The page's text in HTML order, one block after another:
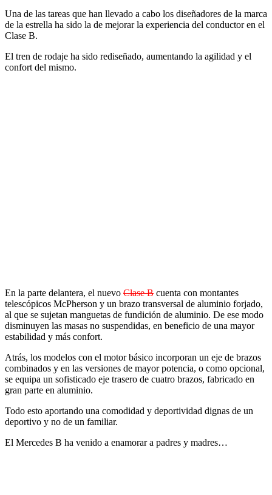
Una de las tareas que han llevado a cabo los diseñadores de la marca
de la estrella ha sido la de mejorar la experiencia del conductor en el
Clase B.
El tren de rodaje ha sido rediseñado, aumentando la agilidad y el
confort del mismo.
En la parte delantera, el nuevo Clase B cuenta con montantes
telescópicos McPherson y un brazo transversal de aluminio forjado,
al que se sujetan manguetas de fundición de aluminio. De ese modo
disminuyen las masas no suspendidas, en beneficio de una mayor
estabilidad y más confort.
Atrás, los modelos con el motor básico incorporan un eje de brazos
combinados y en las versiones de mayor potencia, o como opcional,
se equipa un sofisticado eje trasero de cuatro brazos, fabricado en
gran parte en aluminio.
Todo esto aportando una comodidad y deportividad dignas de un
deportivo y no de un familiar.
El Mercedes B ha venido a enamorar a padres y madres…